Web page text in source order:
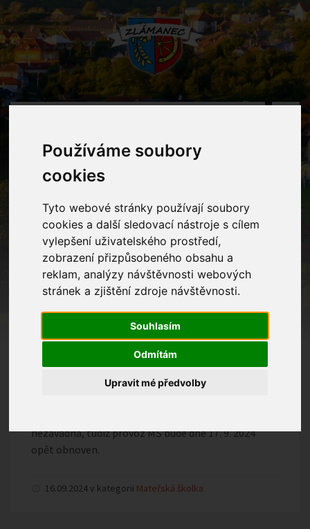
Používáme soubory
cookies
Tyto webové stránky používají soubory
cookies a další sledovací nástroje s cílem
vylepšení uživatelského prostředí,
zobrazení přizpůsobeného obsahu a
reklam, analýzy návštěvnosti webových
stránek a zjištění zdroje návštěvnosti.
Souhlasím
Odmítám
Upravit mé předvolby
Oznámení
Home Oznámení Zrušení odpoledního provozu
Zrušení odpoledního provozu
Vážení rodiče, po telefonické domluvě s KHS Zlín a
dohodě se zřizovatelem byl dnešní odpolední
provoz v MŠ přerušen.
Důvodem byla možná kontaminace pitné vody v obci
nezávadná, tudíž provoz MŠ bude dne 17. 9. 2024
opět obnoven.
16.09.2024 v kategorii Mateřská školka